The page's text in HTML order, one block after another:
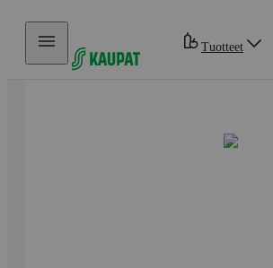
Hyppää sisältöön
Tuotteet